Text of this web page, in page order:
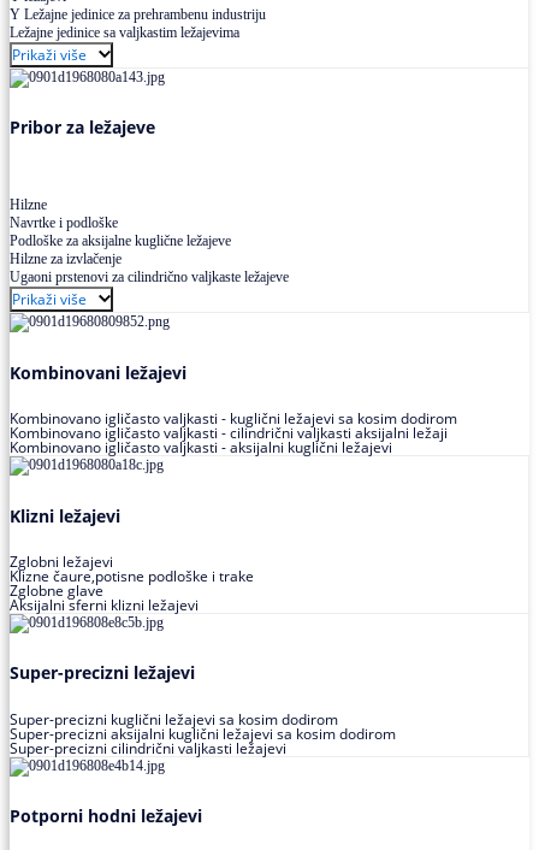
Y Ležajne jedinice za prehrambenu industriju
Ležajne jedinice sa valjkastim ležajevima
Prikaži više
Pribor za ležajeve
Hilzne
Navrtke i podloške
Podloške za aksijalne kuglične ležajeve
Hilzne za izvlačenje
Ugaoni prstenovi za cilindrično valjkaste ležajeve
Prikaži više
Kombinovani ležajevi
Kombinovano igličasto valjkasti - kuglični ležajevi sa kosim dodirom
Kombinovano igličasto valjkasti - cilindrični valjkasti aksijalni ležaji
Kombinovano igličasto valjkasti - aksijalni kuglični ležajevi
Klizni ležajevi
Zglobni ležajevi
Klizne čaure,potisne podloške i trake
Zglobne glave
Aksijalni sferni klizni ležajevi
Super-precizni ležajevi
Super-precizni kuglični ležajevi sa kosim dodirom
Super-precizni aksijalni kuglični ležajevi sa kosim dodirom
Super-precizni cilindrični valjkasti ležajevi
Potporni hodni ležajevi